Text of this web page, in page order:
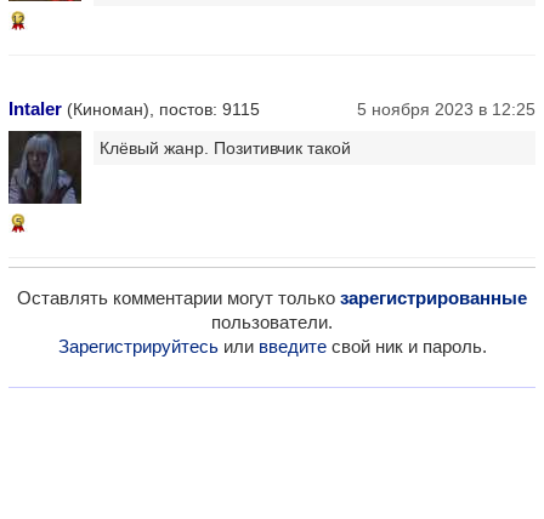
12
Intaler (Киноман), постов: 9115 5 ноября 2023 в 12:25
5
Клёвый жанр. Позитивчик такой
Оставлять комментарии могут только зарегистрированные
пользователи.
Зарегистрируйтесьили введитесвой ник и пароль.